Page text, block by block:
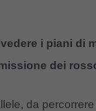
i piani di
dei
da